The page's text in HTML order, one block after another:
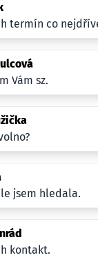
termín co
Vám sz.
jsem hledala.
kontakt.